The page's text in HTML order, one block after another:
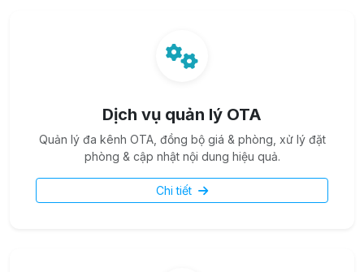
Dịch vụ quản lý OTA
Quản lý đa kênh OTA, đồng bộ giá & phòng, xử lý đặt
phòng & cập nhật nội dung hiệu quả.
Chi tiết